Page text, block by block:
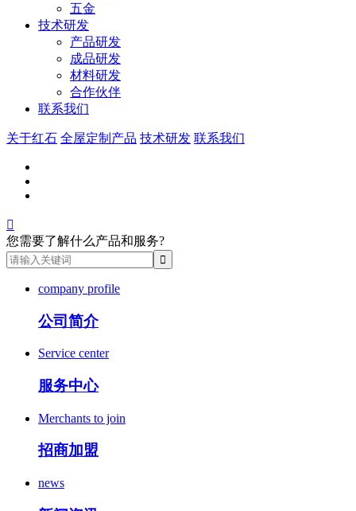
五金
技术研发
产品研发
成品研发
材料研发
合作伙伴
联系我们
关于红石 全屋定制产品 技术研发 联系我们

您需要了解什么产品和服务?
company profile
公司简介
Service center
服务中心
Merchants to join
招商加盟
news